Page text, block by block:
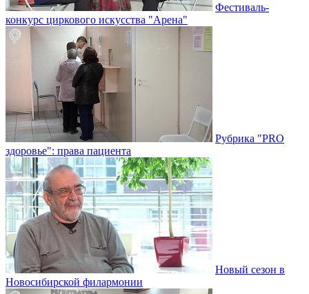
Фестиваль-
конкурс циркового искусства "Арена"
Рубрика "PRO
здоровье": права пациента
Новый сезон в
Новосибирской филармонии